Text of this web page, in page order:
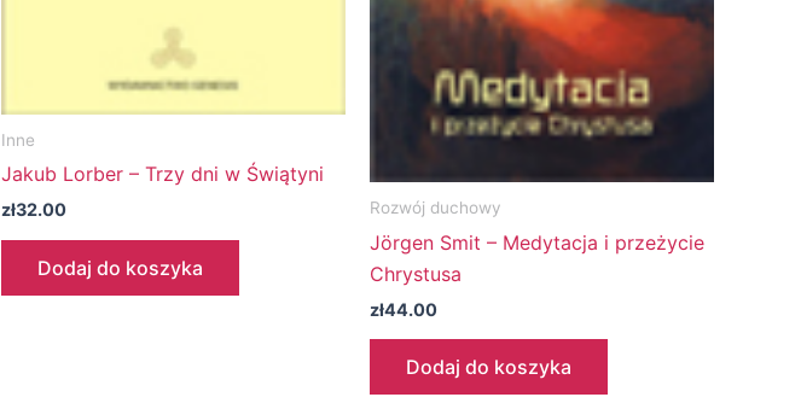
Inne
Jakub Lorber – Trzy dni w Świątyni
zł32.00
Dodaj do koszyka
Rozwój duchowy
Jörgen Smit – Medytacja i przeżycie
Chrystusa
zł44.00
Dodaj do koszyka